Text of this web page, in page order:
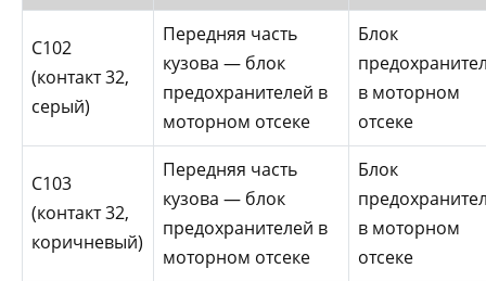
С102
(контакт 32,
серый)
Передняя часть
кузова — блок
предохранителей в
моторном отсеке
Блок
в моторном
отсеке
C103
(контакт 32,
коричневый)
Передняя часть
кузова — блок
предохранителей в
моторном отсеке
Блок
в моторном
отсеке